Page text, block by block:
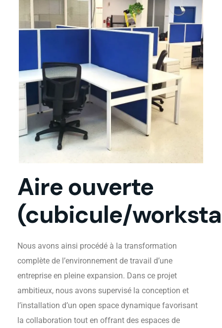
Aire Ouverte
(Cubicule/Workstation)
Aire ouverte
(cubicule/
Nous avons ainsi procédé à la transformation
complète de l’environnement de travail d’une
entreprise en pleine expansion. Dans ce projet
ambitieux, nous avons supervisé la conception et
l’installation d’un open space dynamique favorisant
la collaboration tout en offrant des espaces de